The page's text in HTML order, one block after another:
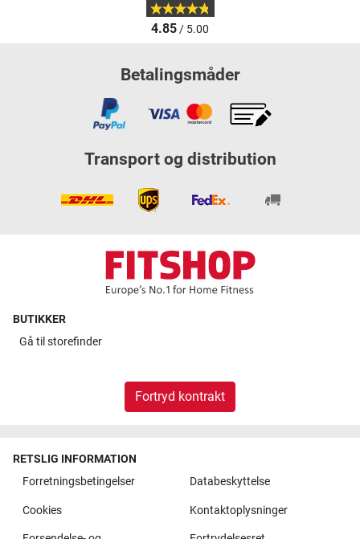
4.85/ 5.00
Betalingsmåder
Transport og distribution
BUTIKKER
Gå til storefinder
Fortryd kontrakt
RETSLIG INFORMATION
Forretningsbetingelser
Databeskyttelse
Cookies Kontaktoplysninger